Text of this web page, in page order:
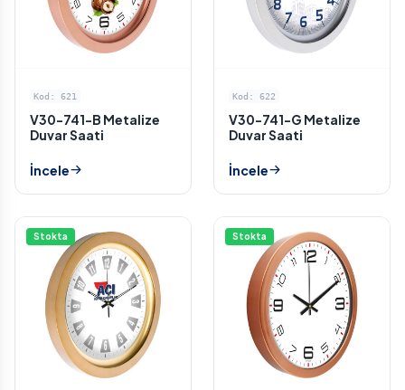
Kod: 621
V30-741-B Metalize
Duvar Saati
İncele
Kod: 622
V30-741-G Metalize
Duvar Saati
İncele
Stokta Stokta